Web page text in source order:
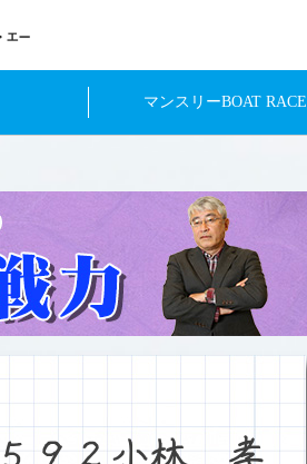
マンスリーBOAT RACE
５９２小林 孝